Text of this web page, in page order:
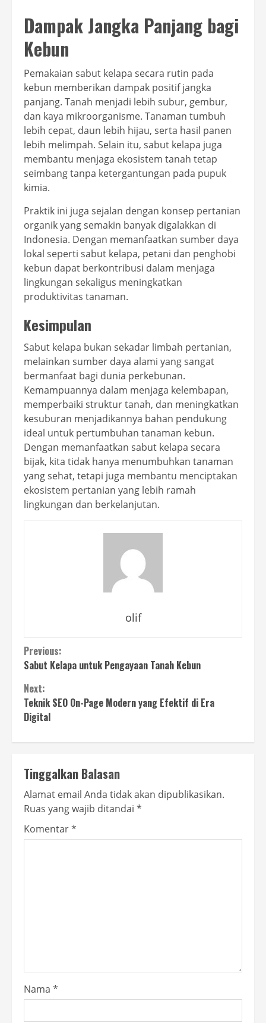
Dampak Jangka Panjang bagi
Kebun
Pemakaian sabut kelapa secara rutin pada
kebun memberikan dampak positif jangka
panjang. Tanah menjadi lebih subur, gembur,
dan kaya mikroorganisme. Tanaman tumbuh
lebih cepat, daun lebih hijau, serta hasil panen
lebih melimpah. Selain itu, sabut kelapa juga
membantu menjaga ekosistem tanah tetap
seimbang tanpa ketergantungan pada pupuk
kimia.
Praktik ini juga sejalan dengan konsep pertanian
organik yang semakin banyak digalakkan di
Indonesia. Dengan memanfaatkan sumber daya
lokal seperti sabut kelapa, petani dan penghobi
kebun dapat berkontribusi dalam menjaga
lingkungan sekaligus meningkatkan
produktivitas tanaman.
Kesimpulan
Sabut kelapa bukan sekadar limbah pertanian,
melainkan sumber daya alami yang sangat
bermanfaat bagi dunia perkebunan.
Kemampuannya dalam menjaga kelembapan,
memperbaiki struktur tanah, dan meningkatkan
kesuburan menjadikannya bahan pendukung
ideal untuk pertumbuhan tanaman kebun.
Dengan memanfaatkan sabut kelapa secara
bijak, kita tidak hanya menumbuhkan tanaman
yang sehat, tetapi juga membantu menciptakan
ekosistem pertanian yang lebih ramah
lingkungan dan berkelanjutan.
olif
Continue
Reading
Previous:
Sabut Kelapa untuk Pengayaan Tanah Kebun
Next:
Teknik SEO On-Page Modern yang Efektif di Era
Digital
Tinggalkan Balasan
Alamat email Anda tidak akan dipublikasikan.
Ruas yang wajib ditandai *
Komentar*
Nama *